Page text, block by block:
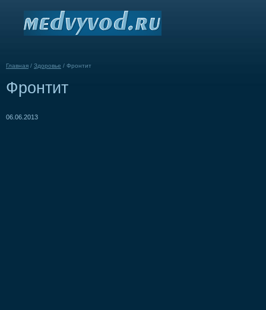
Главная / Здоровье / Фронтит
Фронтит
06.06.2013